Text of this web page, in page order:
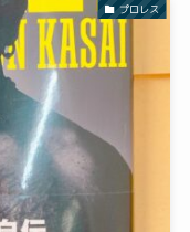
プロレス